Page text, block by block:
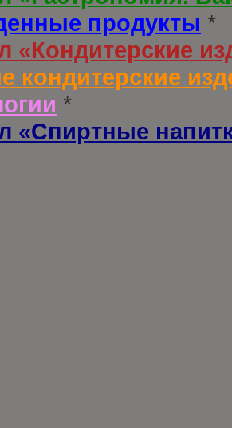
продукты *
«Кондитерские
кондитерские
*
«Спиртные